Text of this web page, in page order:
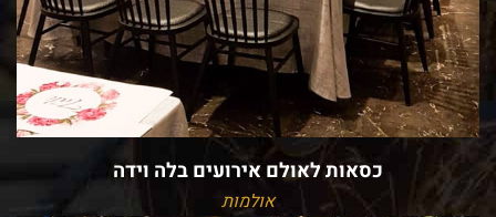
כסאות לאולם אירועים בלה וידה
אולמות